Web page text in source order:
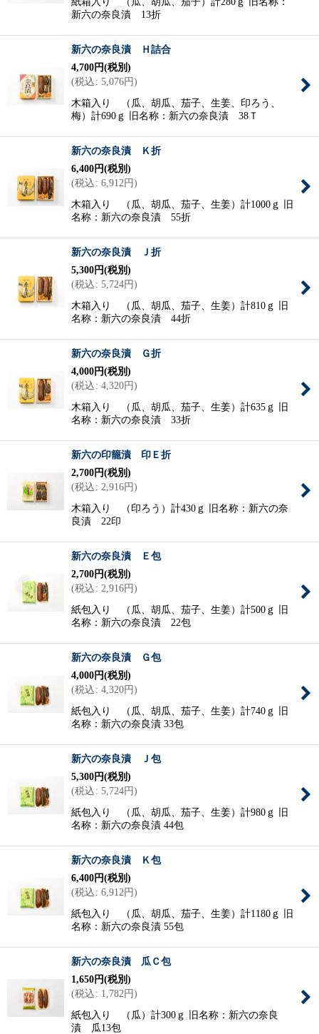
新六の奈良漬 13折
新六の奈良漬 Ｈ詰合
4,700円(税別)
(税込: 5,076円)
木箱入り （瓜、胡瓜、茄子、生姜、印ろう、
梅）計690ｇ 旧名称：新六の奈良漬 38Ｔ
新六の奈良漬 Ｋ折
6,400円(税別)
(税込: 6,912円)
木箱入り （瓜、胡瓜、茄子、生姜）計1000ｇ 旧
名称：新六の奈良漬 55折
新六の奈良漬 Ｊ折
5,300円(税別)
(税込: 5,724円)
木箱入り （瓜、胡瓜、茄子、生姜）計810ｇ 旧
名称：新六の奈良漬 44折
新六の奈良漬 Ｇ折
4,000円(税別)
(税込: 4,320円)
木箱入り （瓜、胡瓜、茄子、生姜）計635ｇ 旧
名称：新六の奈良漬 33折
新六の印籠漬 印Ｅ折
2,700円(税別)
(税込: 2,916円)
木箱入り （印ろう）計430ｇ 旧名称：新六の奈
良漬 22印
新六の奈良漬 Ｅ包
2,700円(税別)
(税込: 2,916円)
紙包入り （瓜、胡瓜、茄子、生姜）計500ｇ 旧
名称：新六の奈良漬 22包
新六の奈良漬 Ｇ包
4,000円(税別)
(税込: 4,320円)
紙包入り （瓜、胡瓜、茄子、生姜）計740ｇ 旧
名称：新六の奈良漬 33包
新六の奈良漬 Ｊ包
5,300円(税別)
(税込: 5,724円)
紙包入り （瓜、胡瓜、茄子、生姜）計980ｇ 旧
名称：新六の奈良漬 44包
新六の奈良漬 Ｋ包
6,400円(税別)
(税込: 6,912円)
紙包入り （瓜、胡瓜、茄子、生姜）計1180ｇ 旧
名称：新六の奈良漬 55包
新六の奈良漬 瓜Ｃ包
1,650円(税別)
(税込: 1,782円)
紙包入り （瓜）計300ｇ 旧名称：新六の奈良
漬 瓜13包